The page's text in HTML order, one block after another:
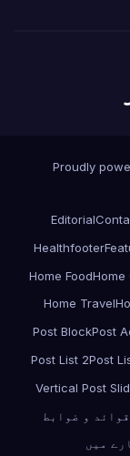
Proudly
Editorial
footer
Health
Home
Home Food
Home Travel
Post
Post Block
Post
Post List 2
Vertical Post
قوائد و ضوابط
میں